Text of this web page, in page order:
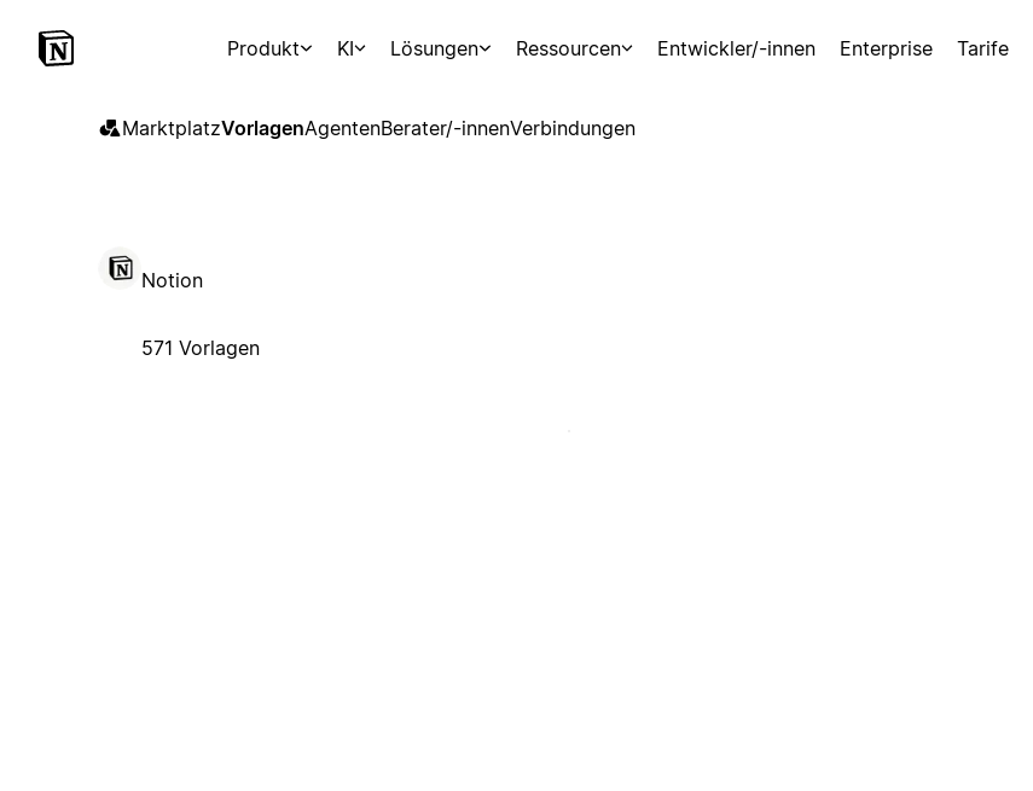
Produkt KI Lösungen Ressourcen Entwickler/-innen Enterprise Tarife
MarktplatzVorlagenAgentenBerater/-innenVerbindungen
Notion
571 Vorlagen